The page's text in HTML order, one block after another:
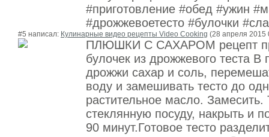
#приготовление #обед #ужин
#дрожжевоетесто #булочки
#5 написал: Кулинарные видео рецепты Video Cooking (28 апреля 2015
ПЛЮШКИ С САХАРОМ рецепт
булочек из дрожжевого теста В
дрожжи сахар и соль,
воду и замешивать тесто до
растительное масло. Замесить.
стеклянную посуду, накрыть и
90 минут.Готовое тесто